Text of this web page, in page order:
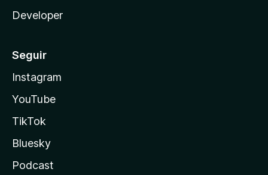
Developer
Seguir
Instagram
YouTube
TikTok
Bluesky
Podcast